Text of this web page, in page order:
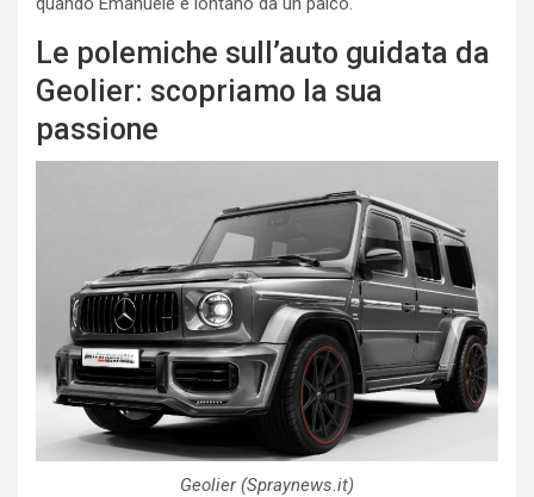
Le polemiche sull’auto guidata da
Geolier: scopriamo la sua
passione
Geolier (Spraynews.it)